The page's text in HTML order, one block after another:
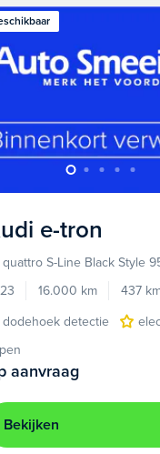
dak lederen/stof
e-tron
quattro S-Line Black Style
16.000 km 437
dodehoek detectie
aanvraag
Bekijken